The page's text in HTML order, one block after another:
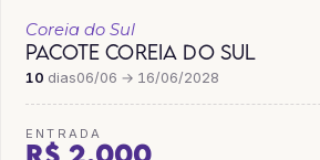
Coreia do Sul
PACOTE COREIA DO SUL
10 dias06/06 → 16/06/2028
ENTRADA